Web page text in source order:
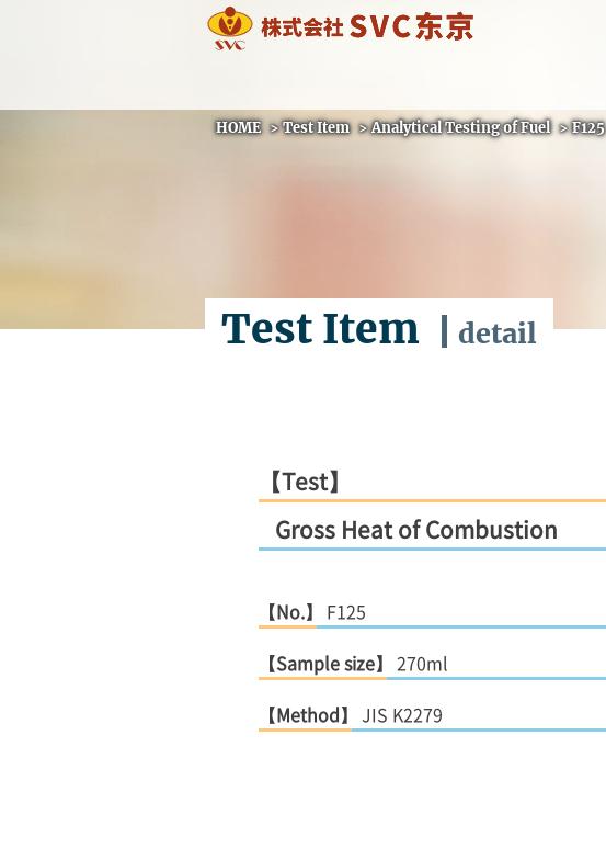
HOME >Test Item >Analytical Testing of Fuel >F125
Test Item detail
【Test】
Gross Heat of Combustion
【No.】 F125
【Sample size】 270ml
【Method】 JIS K2279